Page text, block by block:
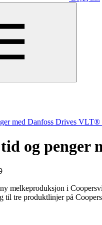
med Danfoss Drives
og penger
melkeproduksjon i
til tre produktlinjer på